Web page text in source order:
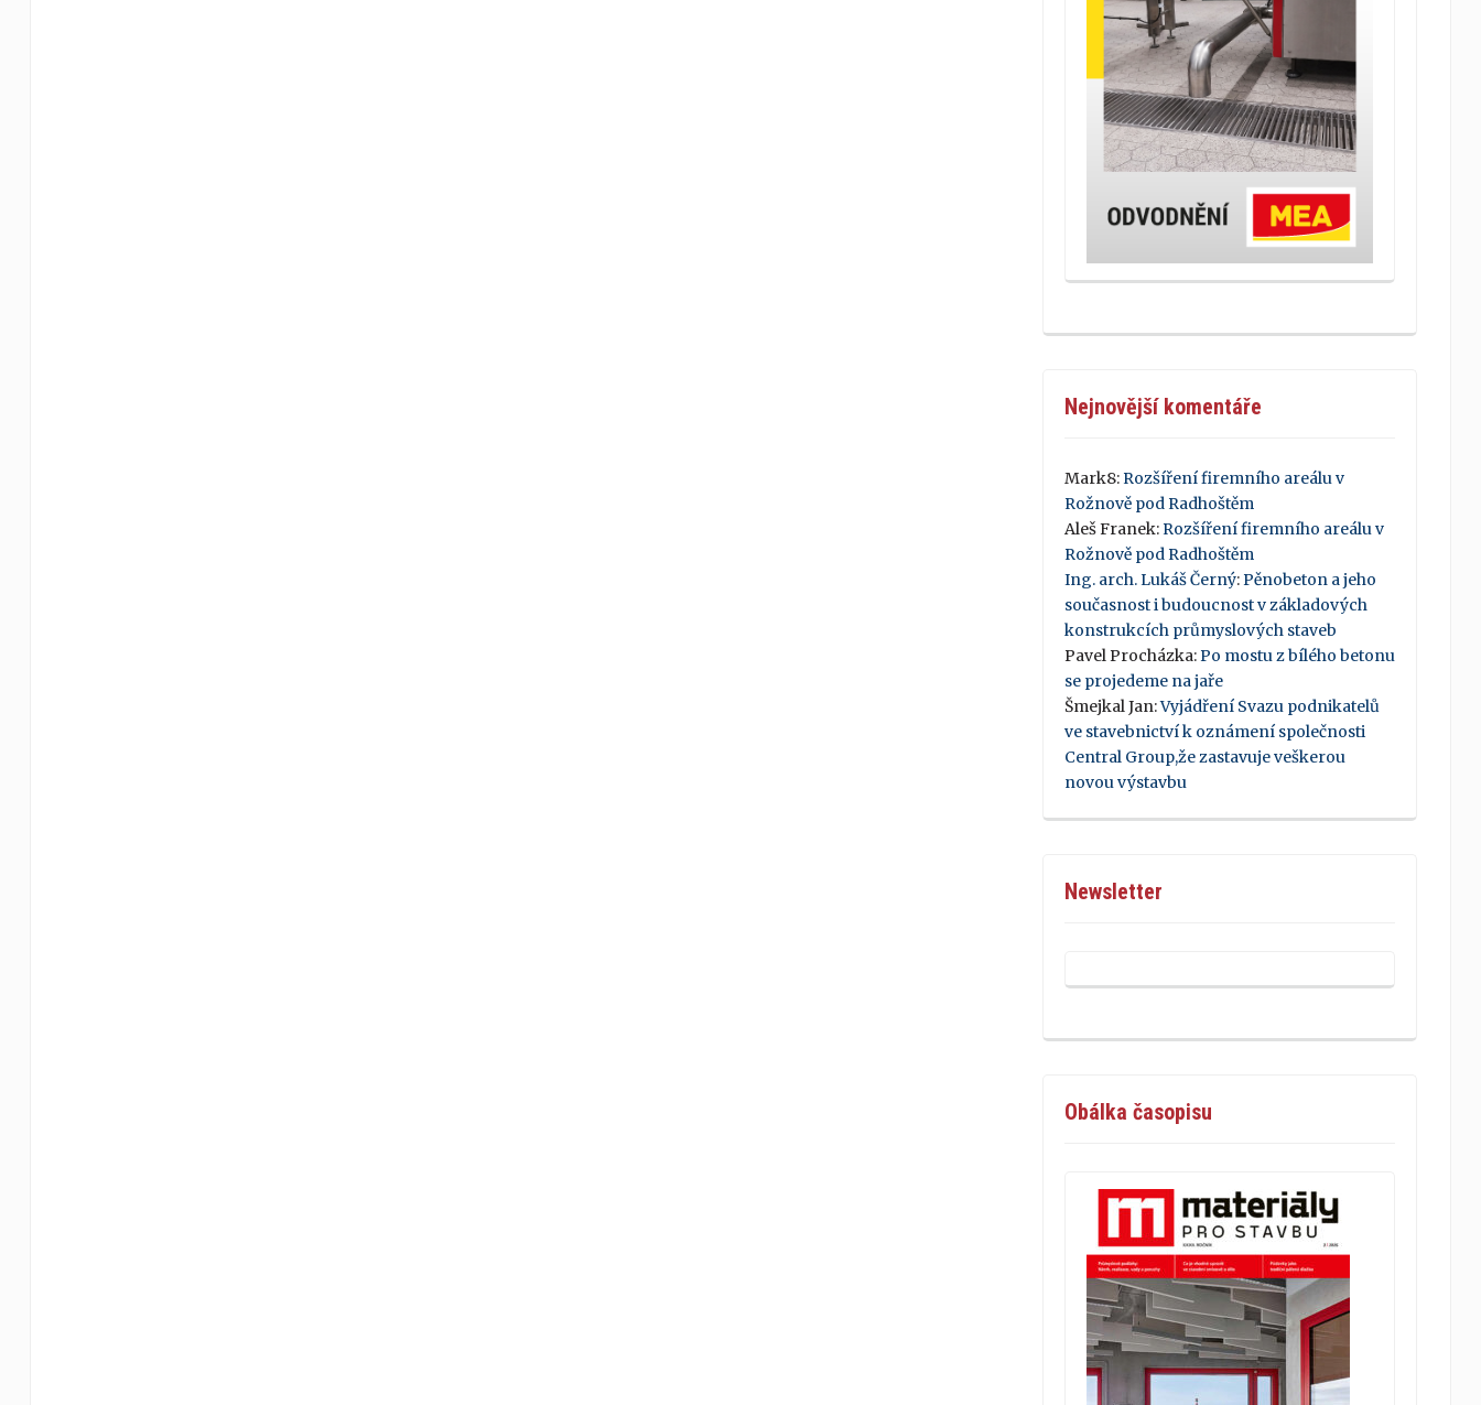
Nejnovější komentáře
Mark8:Rozšíření firemního areálu v
Rožnově pod Radhoštěm
Aleš Franek:Rozšíření firemního areálu v
Rožnově pod Radhoštěm
Ing. arch. Lukáš Černý:Pěnobeton a jeho
současnost i budoucnost v základových
konstrukcích průmyslových staveb
Pavel Procházka:Po mostu z bílého betonu
se projedeme na jaře
Šmejkal Jan:Vyjádření Svazu podnikatelů
ve stavebnictví k oznámení společnosti
Central Group,že zastavuje veškerou
novou výstavbu
Newsletter
Obálka časopisu